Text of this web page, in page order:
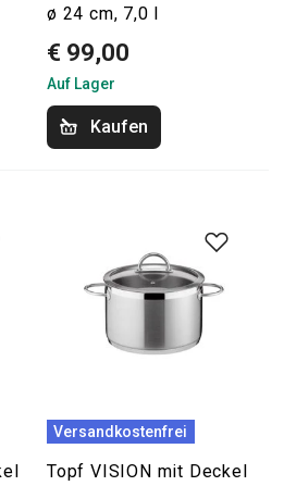
ø 24 cm, 7,0 l
€ 99,00
Auf Lager
Kaufen
Versandkostenfrei
Topf VISION mit Deckel